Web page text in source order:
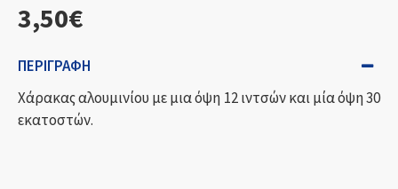
3,50€
ΠΕΡΙΓΡΑΦΉ
Χάρακας αλουμινίου με μια όψη 12 ιντσών και μία όψη 30
εκατοστών.